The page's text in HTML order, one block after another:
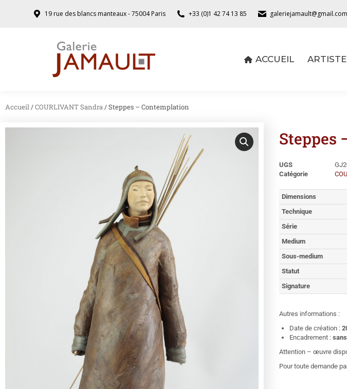
19 rue des blancs manteaux - 75004 Paris +33 (0)1 42 74 13 85 galeriejamault@gmail.com
ACCUEIL
Accueil /COURLIVANT Sandra / Steppes – Contemplation
Steppes
UGS
Catégorie
Dimensions
Technique
Série
Medium
Sous-medium
Statut
Signature
Autres informations :
Date de création :
Encadrement :
Attention – œuvre
Pour toute demande